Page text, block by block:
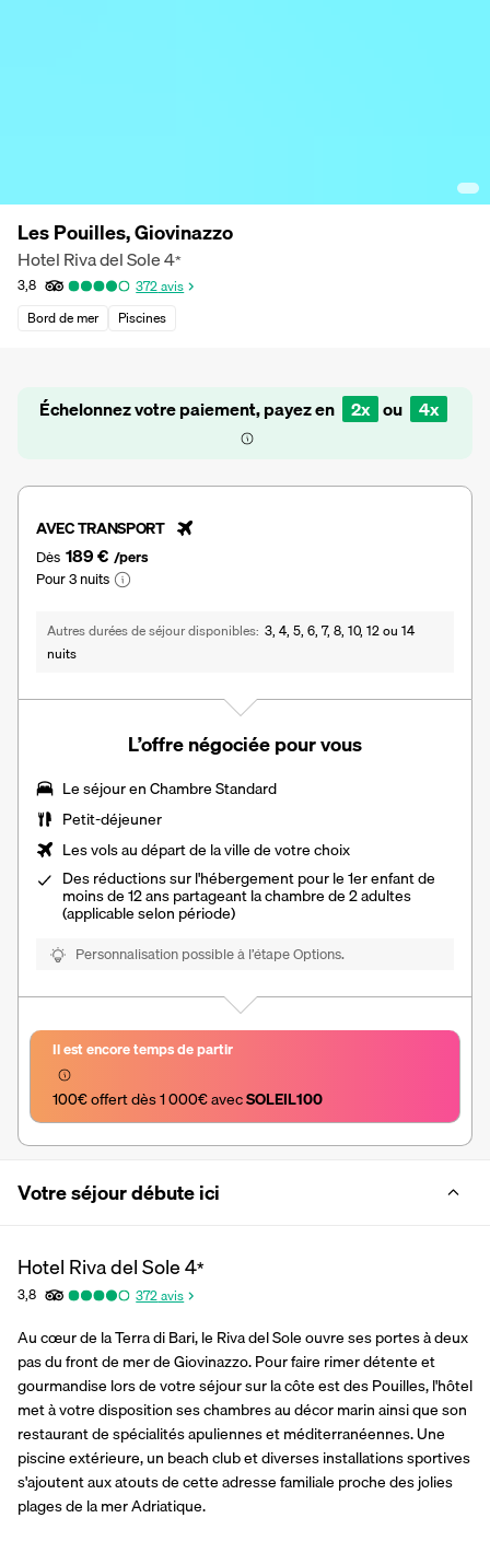
Les Pouilles, Giovinazzo
Hotel Riva del Sole4*
3,8 372avis
Bord de mer
Piscines
Échelonnez votre paiement, payez en 2x ou 4x
AVEC TRANSPORT
Dès 189 € /pers
Pour 3 nuits
Autres durées de séjour disponibles 3, 4, 5, 6, 7, 8, 10, 12 ou 14
nuits
L’offre négociée pour vous
Le séjour en Chambre Standard
Petit-déjeuner
Les vols au départ de la ville de votre choix
Des réductions sur l'hébergement pour le 1er enfant de
moins de 12 ans partageant la chambre de 2 adultes
(applicable selon période)
Personnalisation possible à l’étape Options.
Il est encore temps de partir
100€ offert dès 1 000€ avec SOLEIL100
Votre séjour débute ici
Hotel Riva del Sole4*
3,8 372avis
Au cœur de la Terra di Bari, le Riva del Sole ouvre ses portes à deux
pas du front de mer de Giovinazzo. Pour faire rimer détente et
gourmandise lors de votre séjour sur la côte est des Pouilles, l'hôtel
met à votre disposition ses chambres au décor marin ainsi que son
restaurant de spécialités apuliennes et méditerranéennes. Une
piscine extérieure, un beach club et diverses installations sportives
s'ajoutent aux atouts de cette adresse familiale proche des jolies
plages de la mer Adriatique.